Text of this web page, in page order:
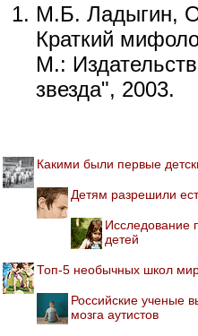
М.Б. Ладыгин,
Краткий
М.:
звезда", 2003.
Какими были первые
Детям разрешили
Исследование
детей
Топ-5 необычных школ
Российские ученые
мозга аутистов